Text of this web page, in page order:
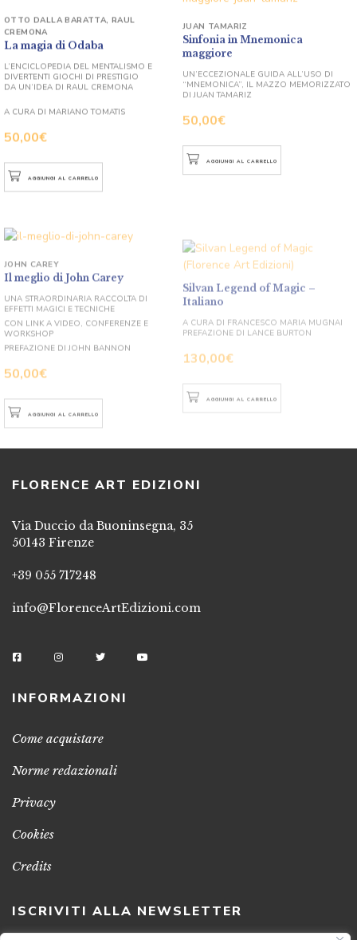
La magia di Odaba
50,00 €
CREMONA
DIVERTENTI GIOCHI DI PRESTIGIO
DA UN’IDEA DI RAUL CREMONA
Sinfonia in Mnemonica
maggiore
UN’ECCEZIONALE GUIDA ALL’USO DI
“MNEMONICA”, IL MAZZO MEMORIZZATO
DI JUAN TAMARIZ
AGGIUNGI AL CARRELLO
50,00€
JOHN CAREY
UNA STRAORDINARIA RACCOLTA DI
EFFETTI MAGICI E TECNICHE
CON LINK A VIDEO, CONFERENZE E
WORKSHOP
PREFAZIONE DI JOHN BANNON
Silvan Legend of Magic –
Italiano
130,00€
A CURA DI FRANCESCO MARIA MUGNAI
PREFAZIONE DI LANCE BURTON
FLORENCE ART EDIZIONI
Via Duccio da Buoninsegna, 35
50143 Firenze
+39 055 717248
info@FlorenceArtEdizioni.com
INFORMAZIONI
Come acquistare
Norme redazionali
Privacy
Cookies
Credits
ISCRIVITI ALLA NEWSLETTER